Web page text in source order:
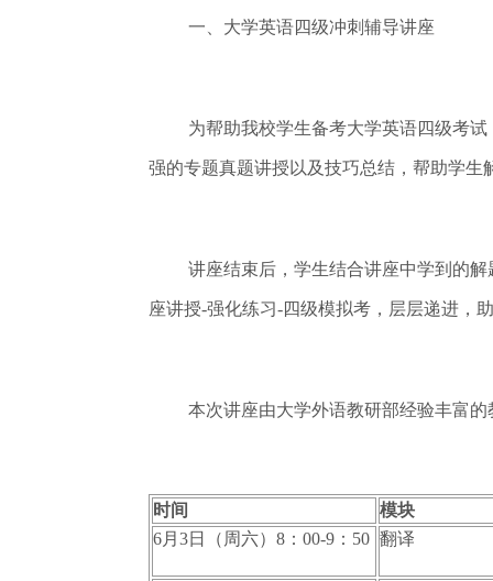
一、大学英语四级冲刺辅导讲座
为帮助我校学生备考大学英语四级考
强的专题真题讲授以及技巧总结，帮助学生
讲座结束后，学生结合讲座中学到的
座讲授-强化练习-四级模拟考，层层递进，
本次讲座由大学外语教研部经验丰富
时间 模块
6月3日（周六） 8：00-9：50 翻译